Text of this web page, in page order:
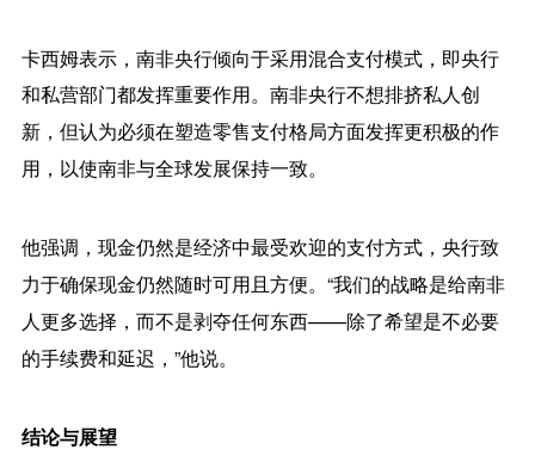
卡西姆表示， 南非央行倾向于采用混合支付模式，即央行
和私营部门都发挥重要作用。 南非央行不想排挤私人创
新，但认为必须在塑造零售支付格局方面发挥更积极的作
用，以使南非与全球发展保持一致。
他强调，现金仍然是经济中最受欢迎的支付方式，央行致
力于确保现金仍然随时可用且方便。“我们的战略是给南非
人更多选择，而不是剥夺任何东西——除了希望是不必要
的手续费和延迟，”他说。
结论与展望